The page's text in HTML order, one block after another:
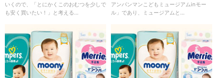
いくので、「とにかくこのおむつを少しで
も安く買いたい！」と考える...
アンパンマンこどもミュージアムinモー
ル」であり、ミュージアムと...